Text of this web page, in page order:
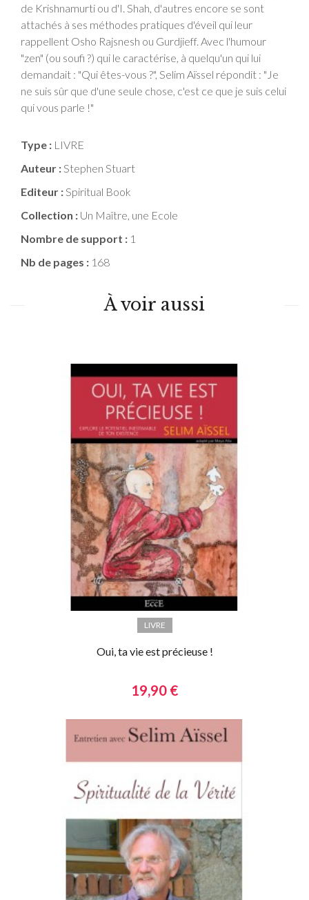
de Krishnamurti ou d'I. Shah, d'autres encore se sont
attachés à ses méthodes pratiques d'éveil qui leur
rappellent Osho Rajsnesh ou Gurdjieff. Avec l'humour
"zen" (ou soufi ?) qui le caractérise, à quelqu'un qui lui
demandait : "Qui êtes-vous ?", Selim Aïssel répondit : "Je
ne suis sûr que d'une seule chose, c'est ce que je suis celui
qui vous parle !"
Type : LIVRE
Auteur :Stephen Stuart
Editeur :Spiritual Book
Collection : Un Maître, une Ecole
Nombre de support : 1
Nb de pages : 168
À voir aussi
LIVRE
Oui, ta vie est précieuse !
19,90 €